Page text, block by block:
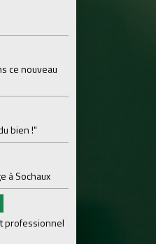
ce nouveau
bien !"
à Sochaux
professionnel